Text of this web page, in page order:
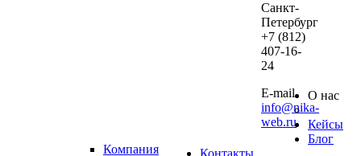
Санкт-
Петербург
+7 (812)
407-16-
24
E-mail
info@nika-
web.ru
О нас
Компания
Кейсы
Блог